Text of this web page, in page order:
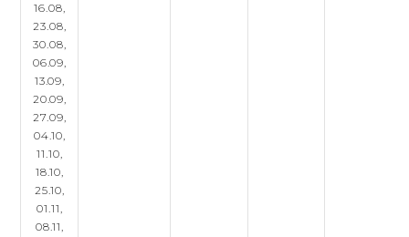
16.08,
23.08,
30.08,
06.09,
13.09,
20.09,
27.09,
04.10,
11.10,
18.10,
25.10,
01.11,
08.11,